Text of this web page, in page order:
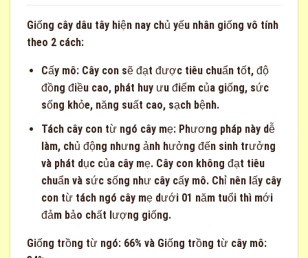
Giống cây dâu tây hiện nay chủ yếu nhân giống vô tính
theo 2 cách:
Cấy mô: Cây con sẽ đạt được tiêu chuẩn tốt, độ
đồng điều cao, phát huy ưu điểm của giống, sức
sống khỏe, năng suất cao, sạch bệnh.
Tách cây con từ ngó cây mẹ: Phương pháp này dễ
làm, chủ động nhưng ảnh hưởng đến sinh trưởng
và phát dục của cây mẹ. Cây con không đạt tiêu
chuẩn và sức sống như cây cấy mô. Chỉ nên lấy cây
con từ tách ngó cây mẹ dưới 01 năm tuổi thì mới
đảm bảo chất lượng giống.
Giống trồng từ ngó: 66% và Giống trồng từ cây mô: